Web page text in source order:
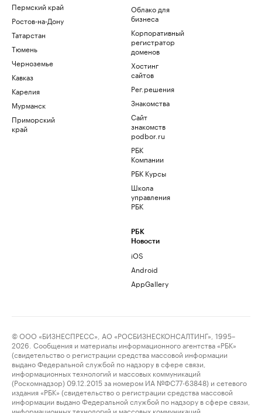
Пермский край
Ростов-на-Дону
Татарстан
Тюмень
Черноземье
Кавказ
Карелия
Мурманск
Приморский
край
Облако для
бизнеса
Корпоративный
регистратор
доменов
Хостинг
сайтов
Рег.решения
Знакомства
Сайт
знакомств
podbor.ru
РБК
Компании
РБК Курсы
Школа
управления
РБК
РБК
Новости
iOS
Android
AppGallery
© ООО «БИЗНЕСПРЕСС», АО «РОСБИЗНЕСКОНСАЛТИНГ», 1995–
2026. Сообщения и материалы информационного агентства «РБК»
(свидетельство о регистрации средства массовой информации
выдано Федеральной службой по надзору в сфере связи,
информационных технологий и массовых коммуникаций
(Роскомнадзор) 09.12.2015 за номером ИА №ФС77-63848) и сетевого
издания «РБК» (свидетельство о регистрации средства массовой
информации выдано Федеральной службой по надзору в сфере связи,
информационных технологий и массовых коммуникаций